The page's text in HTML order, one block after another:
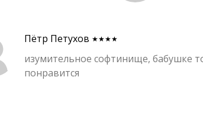
Пётр Петухов ★★★★
изумительное софтинище, бабушке
понравится